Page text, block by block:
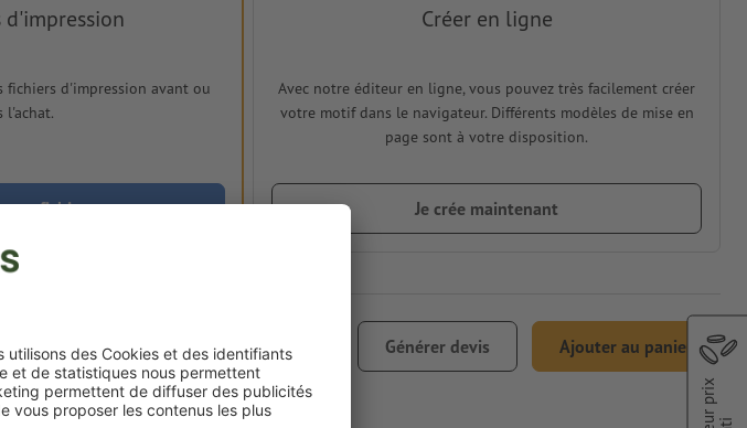
d'impression
fichiers d'impression avant ou
l'achat.
mes fichiers
Créer en ligne
Avec notre éditeur en ligne, vous pouvez très facilement créer
votre motif dans le navigateur. Différents modèles de mise en
page sont à votre disposition.
Je crée maintenant
HT
€ 116,37
20% TVA incl.
€ 139,64 Générer devis Ajouter au panier